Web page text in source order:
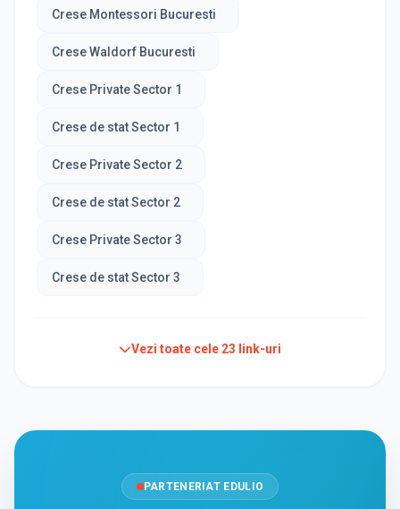
Crese Montessori Bucuresti
Crese Waldorf Bucuresti
Crese Private Sector 1
Crese de stat Sector 1
Crese Private Sector 2
Crese de stat Sector 2
Crese Private Sector 3
Crese de stat Sector 3
Vezi toate cele 23 link-uri
PARTENERIAT EDULIO